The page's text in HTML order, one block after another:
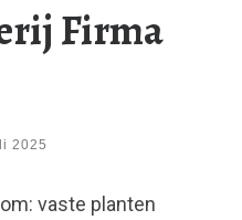
Firma
2025
vaste planten